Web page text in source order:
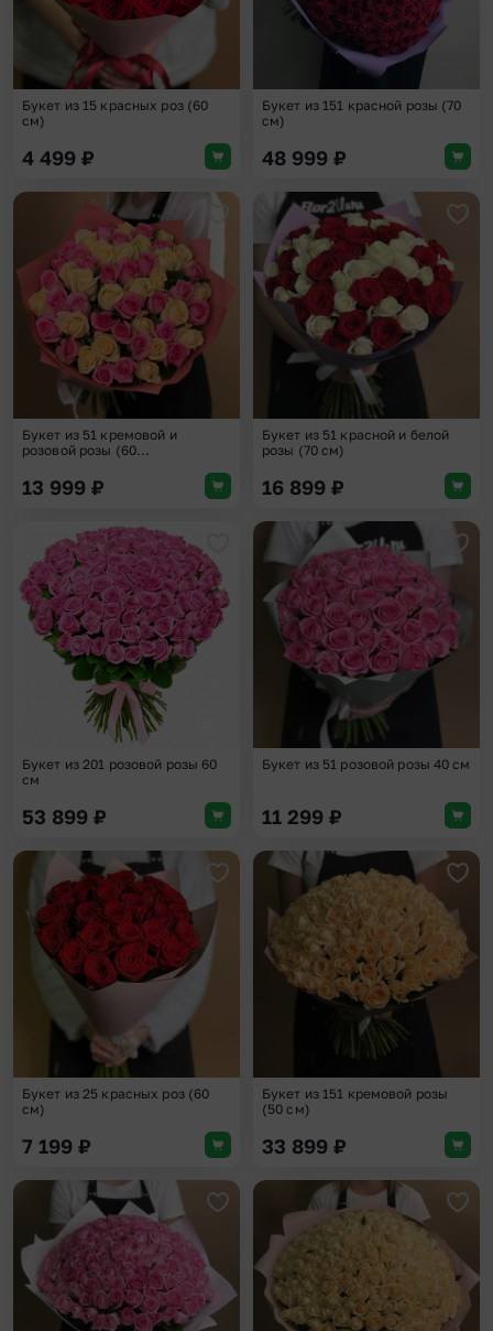
Букет из 15 красных роз (60
см)
4 499 ₽
Букет из 151 красной розы (70
см)
48 999 ₽
Добавить в избранное
Букет из 51 кремовой и
розовой розы (60...
13 999 ₽
Букет из 51 красной и белой
розы (70 см)
16 899 ₽
Добавить в избранное
Букет из 201 розовой розы 60
см
53 899 ₽
Букет из 51 розовой розы 40 см
11 299 ₽
Добавить в избранное
Букет из 25 красных роз (60
см)
7 199 ₽
Букет из 151 кремовой розы
(50 см)
33 899 ₽
Добавить в избранное